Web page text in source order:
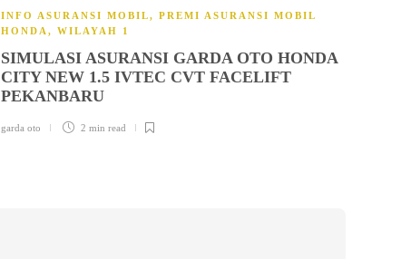
INFO ASURANSI MOBIL, PREMI ASURANSI MOBIL
HONDA , WILAYAH 1
SIMULASI ASURANSI GARDA OTO HONDA
CITY NEW 1.5 IVTEC CVT FACELIFT
PEKANBARU
garda oto 2 min read